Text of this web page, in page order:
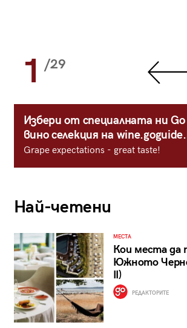
1 /29
Избери от специалната ни
вино селекция на
Grape expectations - great taste!
Най-четени
МЕСТА
Кои места да
Южното
II)
РЕДАКТОРИТЕ